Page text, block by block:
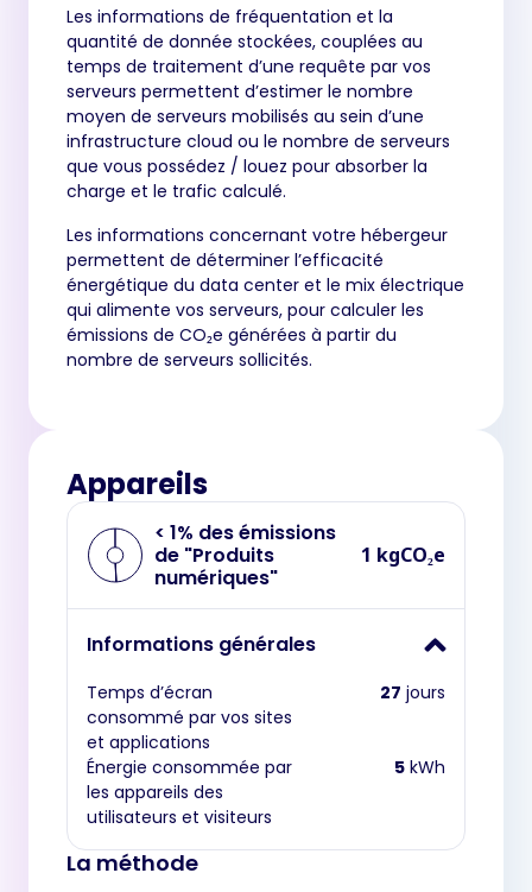
Les informations de fréquentation et la
quantité de donnée stockées, couplées au
temps de traitement d’une requête par vos
serveurs permettent d’estimer le nombre
moyen de serveurs mobilisés au sein d’une
infrastructure cloud ou le nombre de serveurs
que vous possédez / louez pour absorber la
charge et le trafic calculé.
Les informations concernant votre hébergeur
permettent de déterminer l’efficacité
énergétique du data center et le mix électrique
qui alimente vos serveurs, pour calculer les
émissions de CO₂e générées à partir du
nombre de serveurs sollicités.
Appareils
< 1% des émissions
de "Produits
numériques"
1 kgCO₂e
Informations générales
Temps d’écran
consommé par vos sites
et applications
27 jours
Énergie consommée par
les appareils des
utilisateurs et visiteurs
5 kWh
La méthode